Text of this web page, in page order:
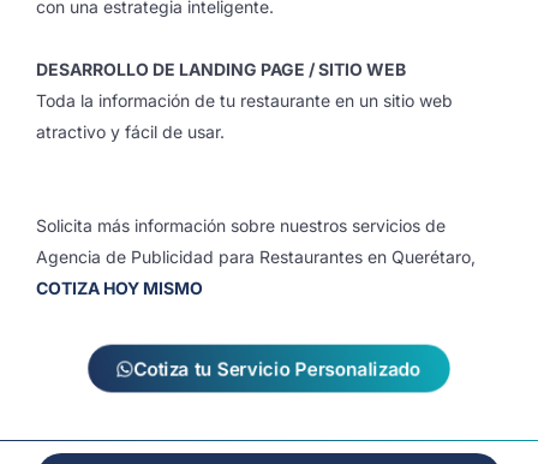
con una estrategia inteligente.
DESARROLLO DE LANDING PAGE / SITIO WEB
Toda la información de tu restaurante en un sitio web
atractivo y fácil de usar.
Solicita más información sobre nuestros servicios de
Agencia de Publicidad para Restaurantes en Querétaro,
COTIZA HOY MISMO
Cotiza tu Servicio Personalizado